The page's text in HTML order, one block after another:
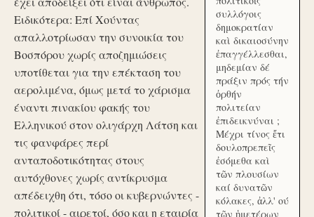
Ειδικότερα: Επί Χούντας
απαλλοτρίωσαν την συνοικία του
Βοσπόρου χωρίς αποζημιώσεις
υποτίθεται για την επέκταση του
αερολιμένα, όμως μετά το χάρισμα
έναντι πινακίου φακής του
Ελληνικού στον ολιγάρχη Λάτση και
τις φανφάρες περί
ανταποδοτικότητας στους
αυτόχθονες χωρίς αντίκρυσμα
απέδειχθη ότι, τόσο οι κυβερνώντες -
πολιτικοί - αιρετοί, όσο και η εταιρία
συλλόγοις
δημοκρατίαν
καὶ δικαιοσύνην
ἐπαγγέλλεσθαι,
μηδεμίαν δέ
πράξιν πρός τήν
ὀρθήν
πολιτείαν
ἐπιδεικνύναι ;
Μέχρι τίνος ἔτι
δουλοπρεπεῖς
ἐσόμεθα καὶ
τῶν πλουσίων
καί δυνατῶν
κόλακες, ἀλλ' ού
τῶν ἡμετέρων